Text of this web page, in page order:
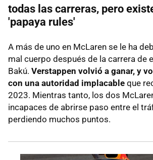
todas las carreras, pero
'papaya rules'
A más de uno en McLaren se le ha
mal cuerpo después de la carrera de
Bakú. Verstappen volvió a ganar, y
con una autoridad implacable que
2023. Mientras tanto, los dos
incapaces de abrirse paso entre el
perdiendo muchos puntos.